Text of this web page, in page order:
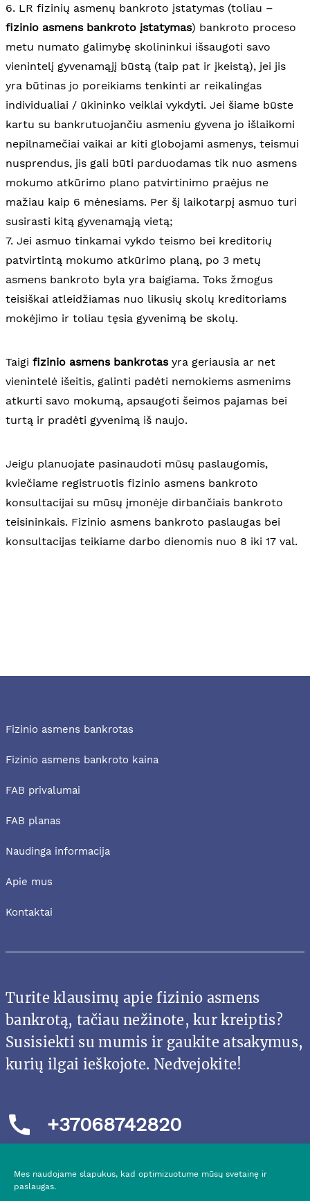
Mes naudojame slapukus, kad optimizuotume mūsų svetainę ir
paslaugas.
6. LR fizinių asmenų bankroto įstatymas (toliau –
fizinio asmens bankroto įstatymas) bankroto proceso
metu numato galimybę skolininkui išsaugoti savo
vienintelį gyvenamąjį būstą (taip pat ir įkeistą), jei jis
yra būtinas jo poreikiams tenkinti ar reikalingas
individualiai / ūkininko veiklai vykdyti. Jei šiame būste
kartu su bankrutuojančiu asmeniu gyvena jo išlaikomi
nepilnamečiai vaikai ar kiti globojami asmenys, teismui
nusprendus, jis gali būti parduodamas tik nuo asmens
mokumo atkūrimo plano patvirtinimo praėjus ne
mažiau kaip 6 mėnesiams. Per šį laikotarpį asmuo turi
susirasti kitą gyvenamąją vietą;
7. Jei asmuo tinkamai vykdo teismo bei kreditorių
patvirtintą mokumo atkūrimo planą, po 3 metų
asmens bankroto byla yra baigiama. Toks žmogus
teisiškai atleidžiamas nuo likusių skolų kreditoriams
mokėjimo ir toliau tęsia gyvenimą be skolų.
Taigi fizinio asmens bankrotasyra geriausia ar net
vienintelė išeitis, galinti padėti nemokiems asmenims
atkurti savo mokumą, apsaugoti šeimos pajamas bei
turtą ir pradėti gyvenimą iš naujo.
Jeigu planuojate pasinaudoti mūsų paslaugomis,
kviečiame registruotis fizinio asmens bankroto
konsultacijai su mūsų įmonėje dirbančiais bankroto
teisininkais. Fizinio asmens bankroto paslaugas bei
konsultacijas teikiame darbo dienomis nuo 8 iki 17 val.
Fizinio asmens bankrotas
Fizinio asmens bankroto kaina
FAB privalumai
FAB planas
Naudinga informacija
Apie mus
Kontaktai
Turite klausimų apie fizinio asmens
bankrotą, tačiau nežinote, kur kreiptis?
Susisiekti su mumis ir gaukite atsakymus,
kurių ilgai ieškojote. Nedvejokite!
+37068742820